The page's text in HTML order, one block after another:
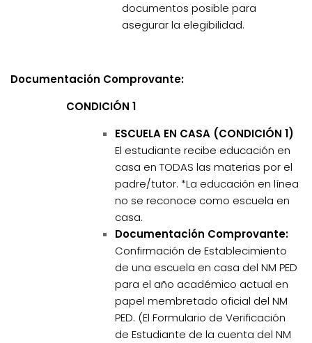
documentos posible para
asegurar la elegibilidad.
Documentación Comprovante:
CONDICIÓN 1
ESCUELA EN CASA (CONDICIÓN 1)
El estudiante recibe educación en
casa en TODAS las materias por el
padre/tutor. *La educación en línea
no se reconoce como escuela en
casa.
Documentación Comprovante:
Confirmación de Establecimiento
de una escuela en casa del NM PED
para el año académico actual en
papel membretado oficial del NM
PED. (El Formulario de Verificación
de Estudiante de la cuenta del NM